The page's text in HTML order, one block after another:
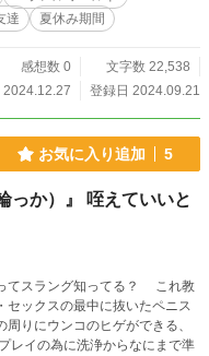
達 夏休み期間
感想数 0
文字数 22,538
2024.12.27
登録日 2024.09.21
お気に入り追加 5
っか）』 咥えていいと
てスラング知ってる？ これ教
セックスの最中に抜いたペニス
りにウンコのヒゲができる、
イの為に洗浄からなにまで準